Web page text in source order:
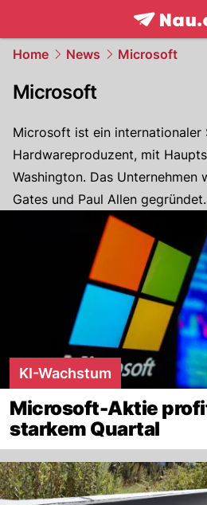
frontpage.
Home News Microsoft
Microsoft
Microsoft ist ein internationaler
Hardwareproduzent, mit
Washington. Das Unternehmen
Gates und Paul Allen gegründet.
KI-Wachstum
Microsoft-Aktie
starkem Quartal